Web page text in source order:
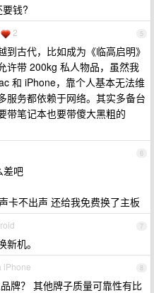
钱?
5
2
古代，比如成为《临高启明》
许带 200kg 私人物品，虽然我
和 iPhone，靠个人基本无法维
服务都依赖于网络。其实多备台
带笔记本也要带傻大黑粗的
6
差吧
卡不出声 还给我免费换了主板
7
机。
8
iPhone
牌？ 其他牌子质量可靠性有比